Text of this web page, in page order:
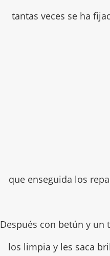
tantas veces se ha
que enseguida los
Después con betún y un
los limpia y les saca